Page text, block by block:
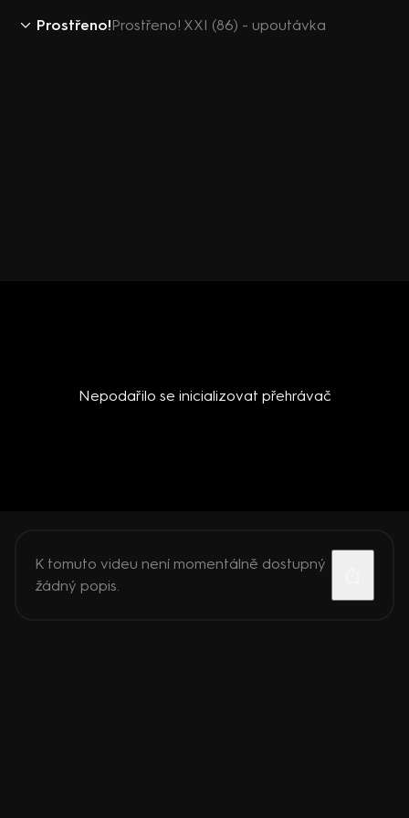
Prostřeno!Prostřeno! XXI (86) - upoutávka
Nepodařilo se inicializovat přehrávač
K tomuto videu není momentálně dostupný
žádný popis.